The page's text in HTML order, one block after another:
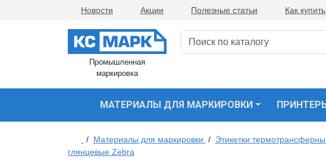
Новости Акции Полезные статьи Как купить
Промышленная
маркировка
МАТЕРИАЛЫ ДЛЯ МАРКИРОВКИ
/ Материалы для маркировки / Этикетки
глянцевые Zebra